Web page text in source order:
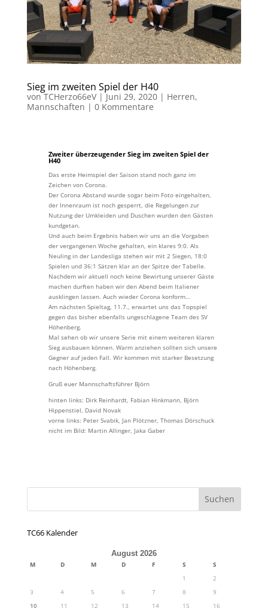
Sieg im zweiten Spiel der H40
vonTCHerzo66eV|Juni 29, 2020| Herren,
Mannschaften | 0 Kommentare
Zweiter überzeugender Sieg im zweiten Spiel der
H40
Das erste Heimspiel der Saison stand noch ganz im
Zeichen von Corona.
Der Corona Abstand wurde sogar beim Foto eingehalten,
der Innenraum ist noch gesperrt, die Regelungen zur
Nutzung der Umkleiden und Duschen wurden den Gästen
kundgetan.
Und auch beim Ergebnis haben wir uns an die Vorgaben
der vergangenen Woche gehalten, ein klares 9:0. Als
Neuling in der Landesliga stehen wir mit 2 Siegen, 18:0
Spielen und 36:1 Sätzen klar an der Spitze der Tabelle.
Nachdem wir aktuell noch keine Bewirtung unserer Gäste
machen durften haben wir den Abend beim Italiener
ausklingen lassen. Auch wieder Corona konform…
Am nächsten Spieltag, 11.7., erwartet uns das Topspiel
gegen das bisher ebenfalls ungeschlagene Team des SV
Höhenberg.
Mal sehen ob wir unsere Serie mit einem weiteren klaren
Sieg ausbauen können. Warm anziehen sollten sich unsere
Gegner auf jeden Fall. Wir kommen mit starker Besetzung
nach Höhenberg.
Gruß euer Mannschaftsführer Björn
hinten links: Dirk Reinhardt, Fabian Hinkmann, Björn
Hippenstiel, David Novak
vorne links: Peter Svabik, Jan Plötzner, Thomas Dörschuck
nicht im Bild: Martin Allinger, Jaka Gaber
TC66 Kalender
August 2026
M D M D F S
S
1
2
3
4 5 6 7 8
9
10
11 12 13 14 15
16